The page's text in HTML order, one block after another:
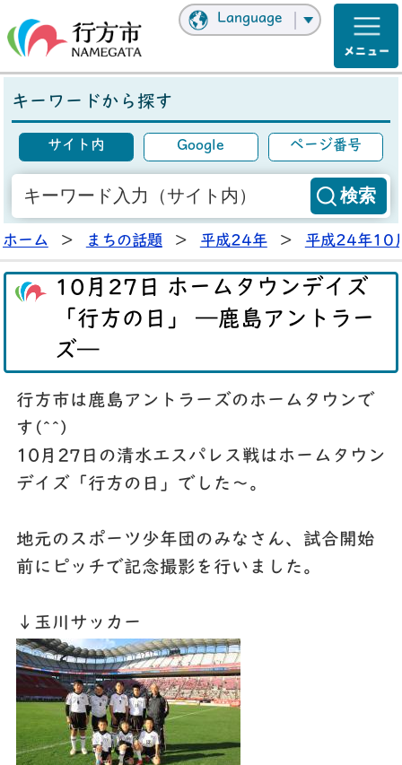
Language
キーワードから探す
サイト内 Google ページ番号
ホーム > まちの話題 > 平成24年 > 平成24年10
10月27日 ホームタウンデイズ
「行方の日」 ―鹿島アントラー
ズ―
行方市は鹿島アントラーズのホームタウンで
す(^^)
10月27日の清水エスパレス戦はホームタウン
デイズ「行方の日」でした～。
地元のスポーツ少年団のみなさん、試合開始
前にピッチで記念撮影を行いました。
↓玉川サッカー